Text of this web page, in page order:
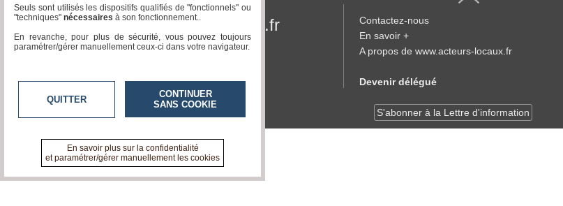
Rubriques
Blogs
propos
de
www.acteurs-locaux.fr
Contactez-nous
En savoir +
A propos de www.acteurs-locaux.fr
Devenir délégué
S'abonner à la Lettre d'information
Seuls sont utilisés les dispositifs qualifiés de "fonctionnels" ou
"techniques" nécessaires à son fonctionnement..
En revanche, pour plus de sécurité, vous pouvez toujours
paramétrer/gérer manuellement ceux-ci dans votre navigateur.
QUITTER
CONTINUER
SANS COOKIE
En savoir plus sur la confidentialité
et paramétrer/gérer manuellement les cookies